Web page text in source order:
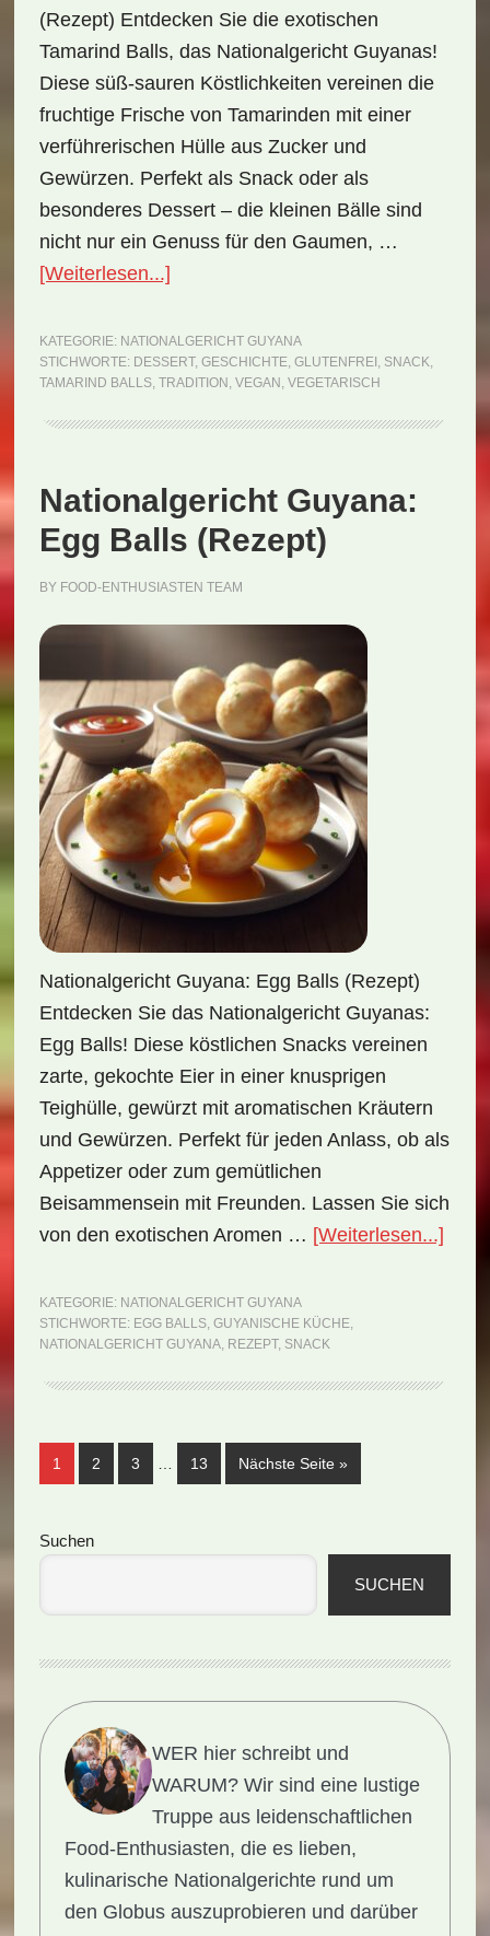
(Rezept) Entdecken Sie die exotischen
Tamarind Balls, das Nationalgericht Guyanas!
Diese süß-sauren Köstlichkeiten vereinen die
fruchtige Frische von Tamarinden mit einer
verführerischen Hülle aus Zucker und
Gewürzen. Perfekt als Snack oder als
besonderes Dessert – die kleinen Bälle sind
nicht nur ein Genuss für den Gaumen, …
[Weiterlesen...]ÜberNationalgericht
Tamarind
Balls
KATEGORIE: NATIONALGERICHT GUYANA
STICHWORTE: DESSERT, GESCHICHTE, GLUTENFREI , SNACK,
TAMARIND BALLS, TRADITION , VEGAN , VEGETARISCH
Nationalgericht Guyana:
Egg Balls (Rezept)
BY FOOD-ENTHUSIASTEN TEAM
Nationalgericht Guyana: Egg Balls (Rezept)
Entdecken Sie das Nationalgericht Guyanas:
Egg Balls! Diese köstlichen Snacks vereinen
zarte, gekochte Eier in einer knusprigen
Teighülle, gewürzt mit aromatischen Kräutern
und Gewürzen. Perfekt für jeden Anlass, ob als
Appetizer oder zum gemütlichen
Beisammensein mit Freunden. Lassen Sie sich
von den exotischen Aromen … [Weiterlesen...]
KATEGORIE: NATIONALGERICHT GUYANA
STICHWORTE: EGG BALLS, GUYANISCHE KÜCHE,
NATIONALGERICHT GUYANA, REZEPT, SNACK
Seite
1 Seite
2 Seite
3 Seite
13 Nächste Seite aufrufen
»
Seitenspalte
Suchen
SUCHEN
WER hier schreibt und
WARUM? Wir sind eine lustige
Truppe aus leidenschaftlichen
Food-Enthusiasten, die es lieben,
kulinarische Nationalgerichte rund um
den Globus auszuprobieren und darüber